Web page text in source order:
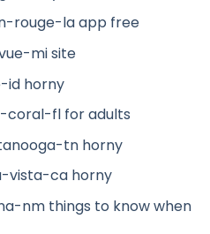
rouge-la app free
mi site
id horny
coral-fl for adults
tn horny
vista-ca horny
nm things to know when